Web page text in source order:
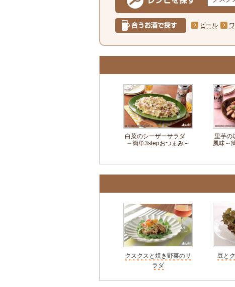
ビール
白菜のシーザーサラダ
～簡単3stepおつまみ～
里芋
風味～
クスクスと焼き野菜のサ
ラダ
豆と